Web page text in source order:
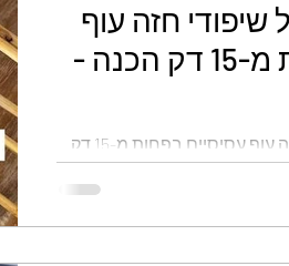
שיפודי חזה עוף
עסיסיים בפחות מ-15 דק הכנה -
מתכון מהיר וקל שיפודי חזה עוף עסיסיים בפחות מ-15 דק